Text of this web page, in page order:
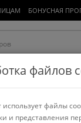
БОНУСНАЯ
Работа и офис
файлов
файлы
и представления